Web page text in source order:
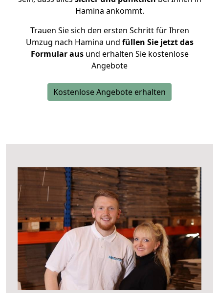
Hamina ankommt.
Trauen Sie sich den ersten Schritt für Ihren
Umzug nach Hamina und füllen Sie jetzt das
Formular ausund erhalten Sie kostenlose
Angebote
Kostenlose Angebote erhalten